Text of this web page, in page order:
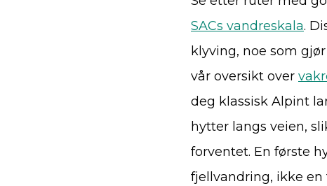
SACs vandreskala.
klyving, noe som
vår oversikt over
deg klassisk Alpint
hytter langs veien,
forventet. En første
fjellvandring, ikke en